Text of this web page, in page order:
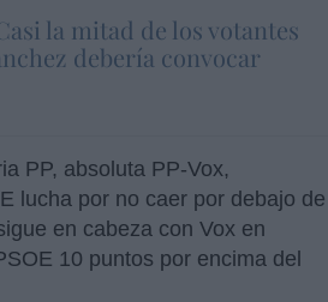
la mitad de los votantes
debería convocar
PP, absoluta PP-Vox,
lucha por no caer por debajo de
en cabeza con Vox en
10 puntos por encima del